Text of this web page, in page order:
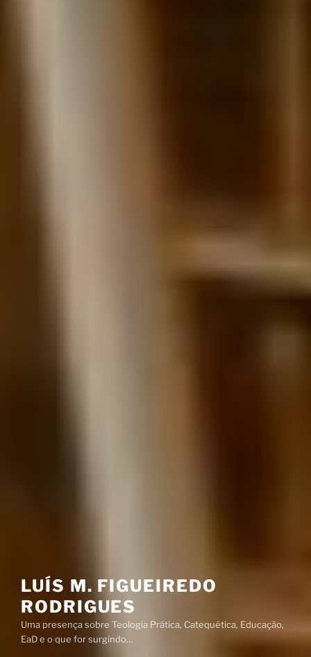
LUÍS M. FIGUEIREDO
RODRIGUES
Uma presença sobre Teologia Prática, Catequética, Educação,
EaD e o que for surgindo…